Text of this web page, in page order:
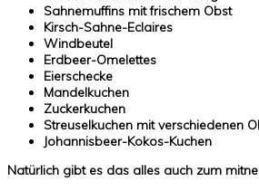
Sahnemuffins mit frischem Obst
Kirsch-Sahne-Eclaires
Windbeutel
Erdbeer-Omelettes
Eierschecke
Mandelkuchen
Zuckerkuchen
Streuselkuchen mit verschiedenen
Johannisbeer-Kokos-Kuchen
Natürlich gibt es das alles auch zum